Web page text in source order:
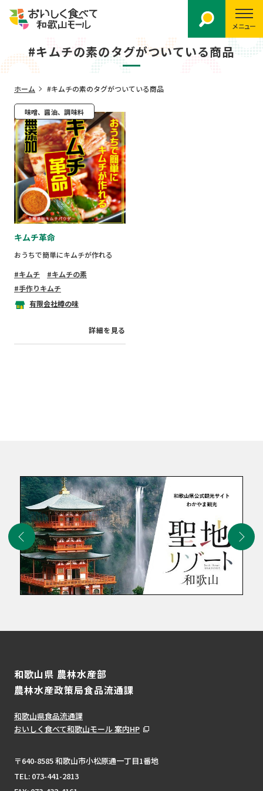
メニュー
#キムチの素のタグがついている商品
ホーム #キムチの素のタグがついている商品
味噌、醤油、調味料
キムチ革命
おうちで簡単にキムチが作れる
キムチ
キムチの素
手作りキムチ
有限会社樽の味
詳細を見る
和歌山県 農林水産部
農林水産政策局食品流通課
和歌山県食品流通課
おいしく食べて和歌山モール 案内HP
〒640-8585 和歌山市小松原通一丁目1番地
TEL: 073-441-2813